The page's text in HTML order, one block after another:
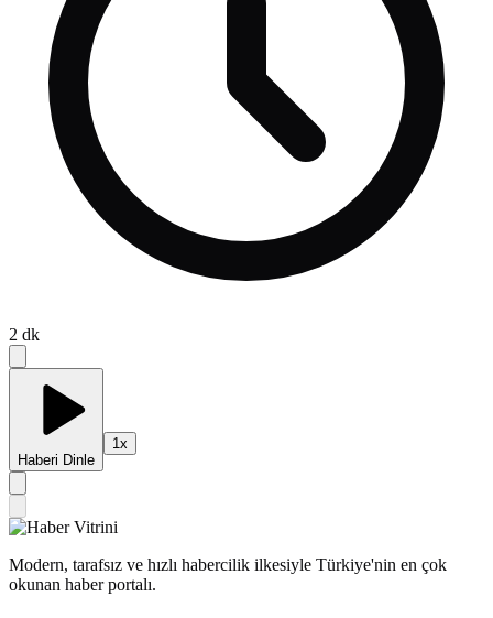
2 dk
Haberi Dinle
1x
Modern, tarafsız ve hızlı habercilik ilkesiyle Türkiye'nin en çok
okunan haber portalı.